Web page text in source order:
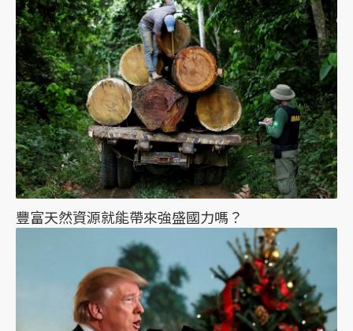
豐富天然資源就能帶來強盛國力嗎？